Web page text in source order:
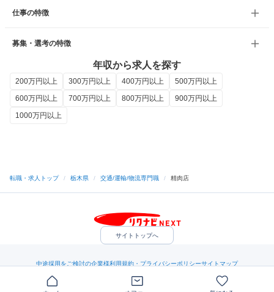
仕事の特徴
募集・選考の特徴
年収から求人を探す
200万円以上 300万円以上 400万円以上
500万円以上
600万円以上
700万円以上 800万円以上
900万円以上
1000万円以上
転職・求人トップ / 栃木県 / 交通/運輸/物流専門職 / 精肉店
サイトトップへ
中途採用をご検討の企業様利用規約・プライバシーポリシーサイトマップ
（C）Indeed Inc.